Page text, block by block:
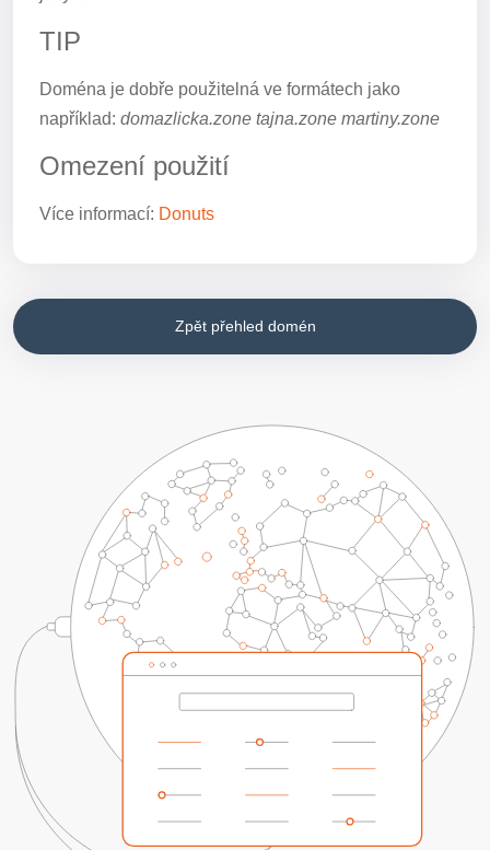
TIP
Doména je dobře použitelná ve formátech jako
například: domazlicka.zone tajna.zone martiny.zone
Omezení použití
Více informací: Donuts
Zpět přehled domén